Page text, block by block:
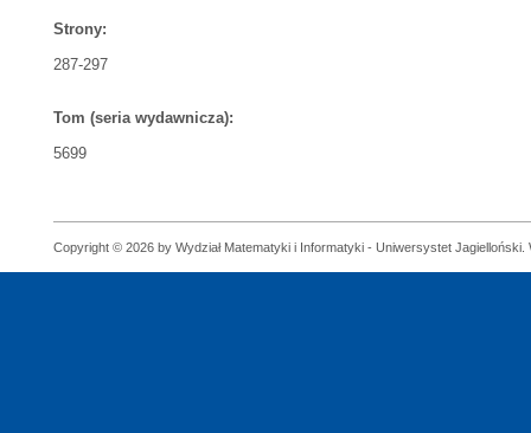
Strony:
287-297
Tom (seria wydawnicza):
5699
Copyright © 2026 by Wydział Matematyki i Informatyki - Uniwersystet